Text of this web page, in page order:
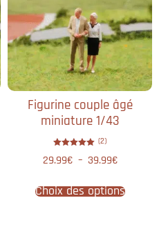
Figurine couple âgé
miniature 1/43
5.00
(2)
29.99€ – 39.99€
Choix des options